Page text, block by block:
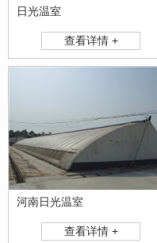
日光温室
查看详情 +
河南日光温室
查看详情 +